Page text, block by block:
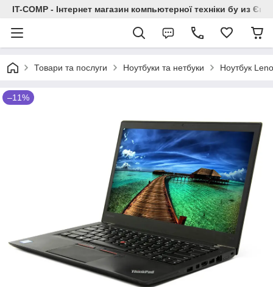
IT-COMP - Інтернет магазин компьютерної техніки бу из
Товари та послуги Ноутбуки та нетбуки Ноутбук
–11%